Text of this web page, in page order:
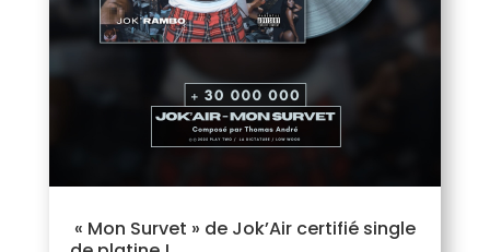
« Mon Survet » de Jok’Air certifié single